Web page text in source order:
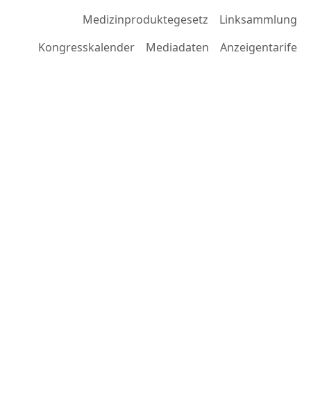
Medizinproduktegesetz
Linksammlung
Kongresskalender
Mediadaten Anzeigentarife